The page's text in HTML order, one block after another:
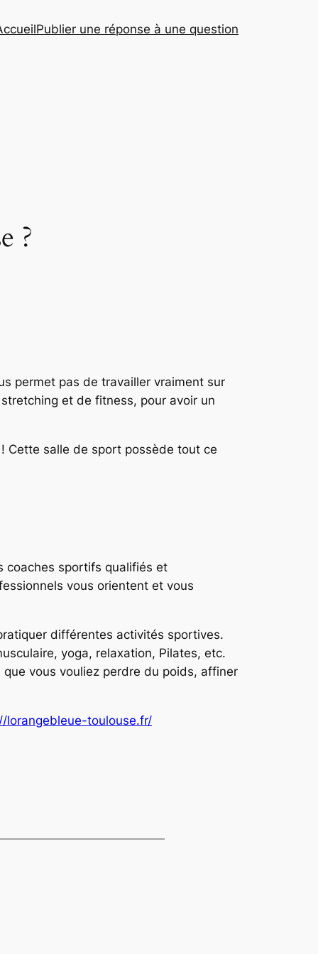
Publier une réponse à une question
?
permet pas de travailler vraiment sur
et de fitness, pour avoir un
Cette salle de sport possède tout ce
coaches sportifs qualifiés et
vous orientent et vous
différentes activités sportives.
yoga, relaxation, Pilates, etc.
vous vouliez perdre du poids, affiner
lorangebleue-toulouse.fr/